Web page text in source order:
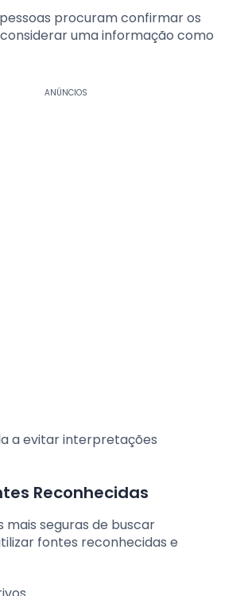
procuram confirmar os
uma informação como
ANÚNCIOS
a evitar interpretações
Reconhecidas
mais seguras de buscar
fontes reconhecidas e